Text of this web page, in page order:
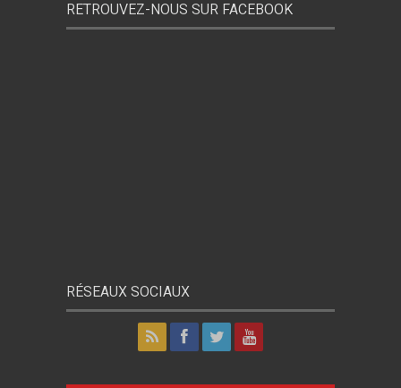
RETROUVEZ-NOUS SUR FACEBOOK
RÉSEAUX SOCIAUX